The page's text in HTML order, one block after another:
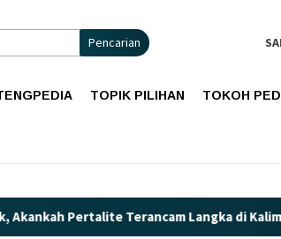
Pencarian
TOPIK PILIHAN TOKOH
Terancam Langka di Kalimantan Tengah?